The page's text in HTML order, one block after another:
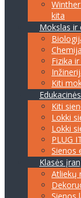
kita
Mokslas ir
Fizika
Kiti
Kiti
Lokki
Lokki
PLUG
Sienos
Klasės
Atliekų
Sienos